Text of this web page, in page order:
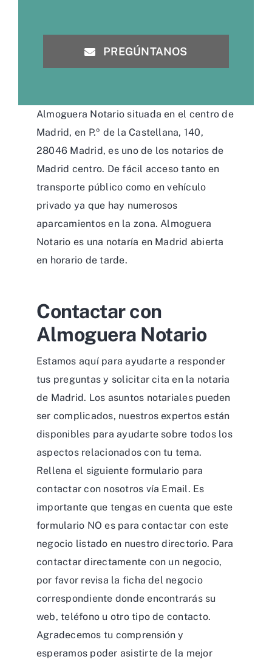
PREGÚNTANOS
Almoguera Notario situada en el centro de
Madrid, en P.º de la Castellana, 140,
28046 Madrid, es uno de los notarios de
Madrid centro. De fácil acceso tanto en
transporte público como en vehículo
privado ya que hay numerosos
aparcamientos en la zona. Almoguera
Notario es una notaría en Madrid abierta
en horario de tarde.
Contactar con
Almoguera Notario
Estamos aquí para ayudarte a responder
tus preguntas y solicitar cita en la notaria
de Madrid. Los asuntos notariales pueden
ser complicados, nuestros expertos están
disponibles para ayudarte sobre todos los
aspectos relacionados con tu tema.
Rellena el siguiente formulario para
contactar con nosotros vía Email. Es
importante que tengas en cuenta que este
formulario NO es para contactar con este
negocio listado en nuestro directorio. Para
contactar directamente con un negocio,
por favor revisa la ficha del negocio
correspondiente donde encontrarás su
web, teléfono u otro tipo de contacto.
Agradecemos tu comprensión y
esperamos poder asistirte de la mejor